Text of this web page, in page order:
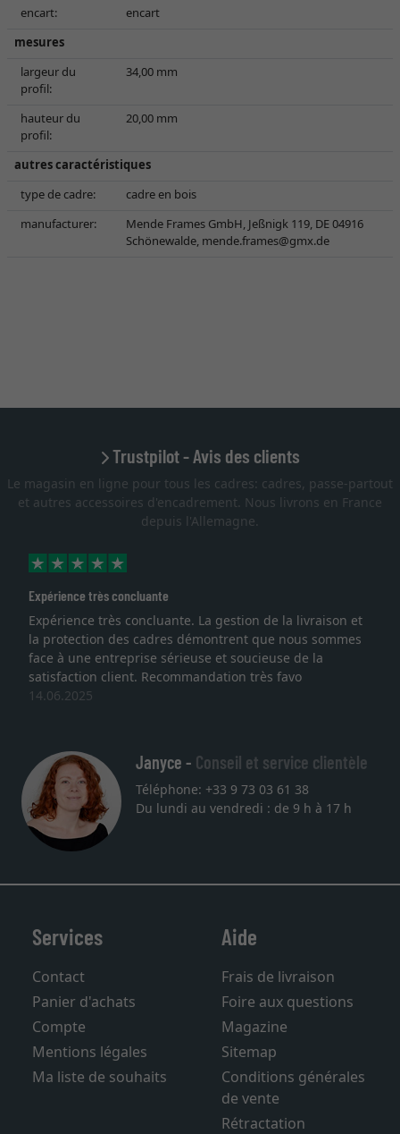
encart:
encart
mesures
largeur du
profil:
34,00 mm
hauteur du
profil:
20,00 mm
autres caractéristiques
type de cadre:
cadre en bois
manufacturer:
Mende Frames GmbH, Jeßnigk 119, DE 04916
Schönewalde, mende.frames@gmx.de
Trustpilot - Avis des clients
Le magasin en ligne pour tous les cadres: cadres, passe-partout
et autres accessoires d'encadrement. Nous livrons en France
depuis l'Allemagne.
Expérience très concluante
Expérience très concluante. La gestion de la livraison et
la protection des cadres démontrent que nous sommes
face à une entreprise sérieuse et soucieuse de la
satisfaction client. Recommandation très favo
14.06.2025
Janyce - Conseil et service clientèle
Téléphone: +33 9 73 03 61 38
Du lundi au vendredi : de 9 h à 17 h
Services
Contact
Panier d'achats
Compte
Mentions légales
Ma liste de souhaits
Aide
Frais de livraison
Foire aux questions
Magazine
Sitemap
Conditions générales
de vente
Rétractation